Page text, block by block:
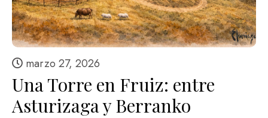
marzo 27, 2026
Una Torre en Fruiz: entre
Asturizaga y Berranko